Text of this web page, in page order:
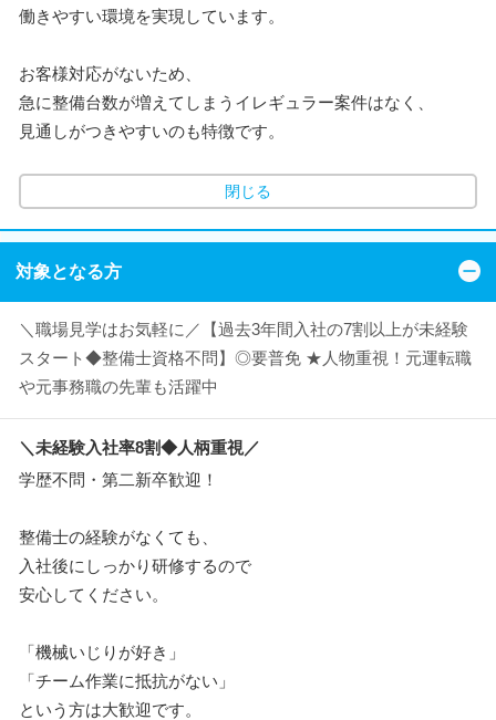
働きやすい環境を実現しています。
お客様対応がないため、
急に整備台数が増えてしまうイレギュラー案件はなく、
見通しがつきやすいのも特徴です。
閉じる
対象となる方
＼職場見学はお気軽に／【過去3年間入社の7割以上が未経験
スタート◆整備士資格不問】◎要普免 ★人物重視！元運転職
や元事務職の先輩も活躍中
＼未経験入社率8割◆人柄重視／
学歴不問・第二新卒歓迎！
整備士の経験がなくても、
入社後にしっかり研修するので
安心してください。
「機械いじりが好き」
「チーム作業に抵抗がない」
という方は大歓迎です。